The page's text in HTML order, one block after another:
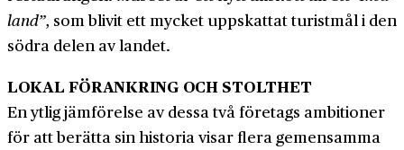
land”, som blivit ett mycket uppskattat turist­mål i den
södra delen av landet.
LOKAL FÖRANKRING OCH STOLTHET
En ytlig jämförelse av dessa två företags ambitioner
för att berätta sin historia visar flera gemensamma